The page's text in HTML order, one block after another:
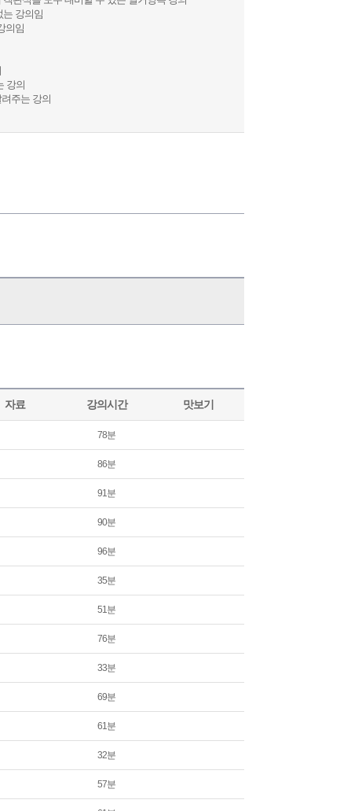
는 강의임
의임
강의
주는 강의
자료 강의시간 맛보기
78분
86분
91분
90분
96분
35분
51분
76분
33분
69분
61분
32분
57분